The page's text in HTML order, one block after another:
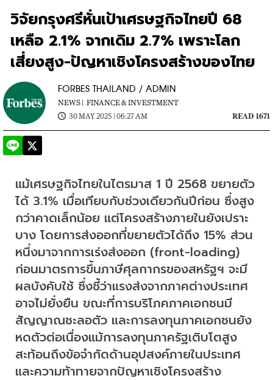
วิจัยกรุงศรีหั่นเป้าเศรษฐกิจไทยปี 68
เหลือ 2.1% จากเดิม 2.7% เพราะโลก
เสี่ยงสูง-ปัญหาเชิงโครงสร้างของไทย
FORBES THAILAND / ADMIN
NEWS | FINANCE & INVESTMENT
30 MAY 2025 | 06:27 AM
READ 1671
แม้เศรษฐกิจไทยในไตรมาส 1 ปี 2568 ขยายตัว
ได้ 3.1% เมื่อเทียบกับช่วงเดียวกันปีก่อน ซึ่งสูง
กว่าคาดเล็กน้อย แต่โครงสร้างภายในยังเปราะ
บาง โดยการส่งออกที่ขยายตัวได้ถึง 15% ส่วน
หนึ่งมาจากการเร่งส่งออก (front-loading)
ก่อนมาตรการขึ้นภาษีศุลกากรของสหรัฐฯ จะมี
ผลบังคับใช้ ซึ่งชี้ว่าแรงส่งจากภาคต่างประเทศ
อาจไม่ยั่งยืน ขณะที่การบริโภคภาคเอกชนมี
สัญญาณชะลอตัว และการลงทุนภาคเอกชนยัง
หดตัวต่อเนื่องแม้การลงทุนภาครัฐเติบโตสูง
สะท้อนถึงข้อจำกัดด้านอุปสงค์ภายในประเทศ
และความท้าทายจากปัญหาเชิงโครงสร้าง